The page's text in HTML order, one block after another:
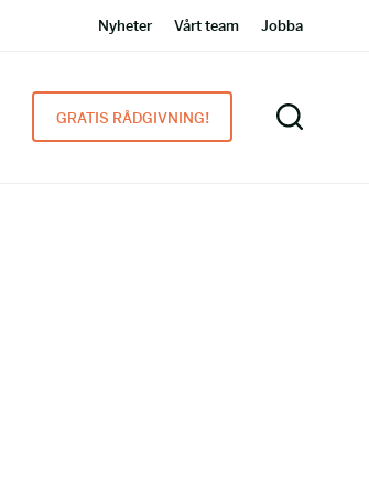
Nyheter Vårt team Jobba
GRATIS RÅDGIVNING!